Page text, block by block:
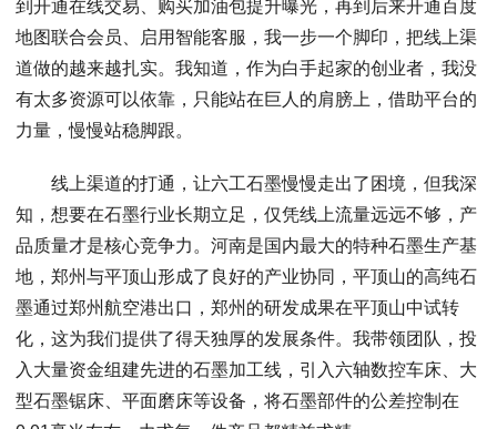
到开通在线交易、购买加油包提升曝光，再到后来开通百度
地图联合会员、启用智能客服，我一步一个脚印，把线上渠
道做的越来越扎实。我知道，作为白手起家的创业者，我没
有太多资源可以依靠，只能站在巨人的肩膀上，借助平台的
力量，慢慢站稳脚跟。
线上渠道的打通，让六工石墨慢慢走出了困境，但我深
知，想要在石墨行业长期立足，仅凭线上流量远远不够，产
品质量才是核心竞争力。河南是国内最大的特种石墨生产基
地，郑州与平顶山形成了良好的产业协同，平顶山的高纯石
墨通过郑州航空港出口，郑州的研发成果在平顶山中试转
化，这为我们提供了得天独厚的发展条件。我带领团队，投
入大量资金组建先进的石墨加工线，引入六轴数控车床、大
型石墨锯床、平面磨床等设备，将石墨部件的公差控制在